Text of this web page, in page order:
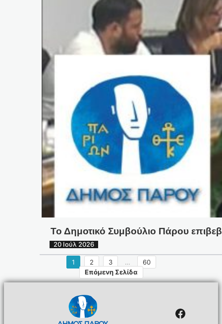
Το Δημοτικό Συμβούλιο Πάρου
20 Ιούλ 2026
1 2 3 …
60
Επόμενη Σελίδα